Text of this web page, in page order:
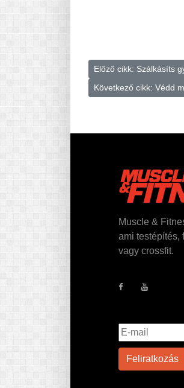
Előző cikk: Szálkásíts
Következő cikk: Védd
Muscle &
ami testépítés,
vagy crossfit.